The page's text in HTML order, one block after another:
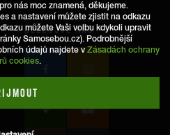
SLEDUJTE NÁS
nás moc znamená, děkujeme.
a nastavení můžete zjistit na odkazu
můžete Vaši volbu kdykoli upravit
Samosebou.cz). Podrobnější
údajů najdete vZásadách ochrany
cookies.